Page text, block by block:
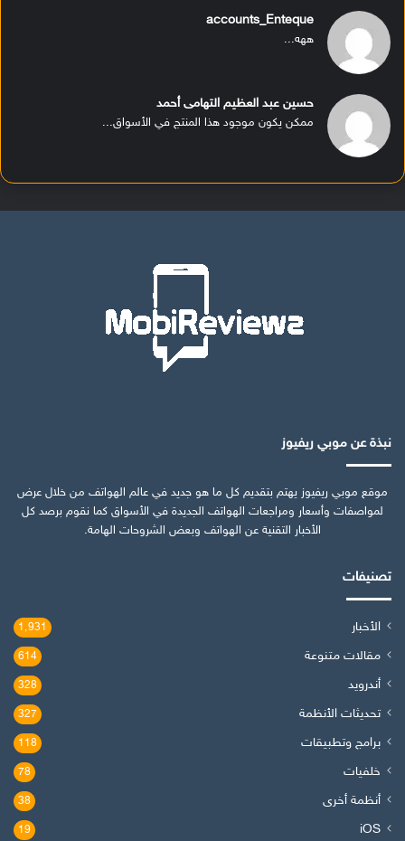
accounts_Enteque
ههه...
حسين عبد العظيم التهامى أحمد
ممكن يكون موجود هذا المنتج في الأسواق...
نبذة عن موبي ريفيوز
موقع موبي ريفيوز يهتم بتقديم كل ما هو جديد في عالم الهواتف من خلال عرض
لمواصفات وأسعار ومراجعات الهواتف الجديدة في الأسواق كما نقوم برصد كل
الأخبار التقنية عن الهواتف وبعض الشروحات الهامة.
تصنيفات
الأخبار 1٬931
مقالات متنوعة 614
أندرويد 328
تحديثات الأنظمة 327
برامج وتطبيقات 118
خلفيات 78
أنظمة أخرى 38
iOS
19